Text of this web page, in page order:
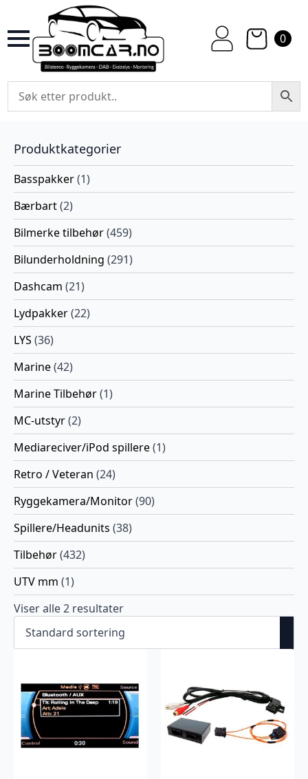
0
Produktkategorier
Basspakker(1)
Bærbart(2)
Bilmerke tilbehør(459)
Bilunderholdning (291)
Dashcam (21)
Lydpakker(22)
LYS (36)
Marine(42)
Marine Tilbehør(1)
MC-utstyr(2)
Mediareciver/iPod spillere(1)
Retro / Veteran (24)
Ryggekamera/Monitor(90)
Spillere/Headunits (38)
Tilbehør(432)
UTV mm (1)
Viser alle 2 resultater